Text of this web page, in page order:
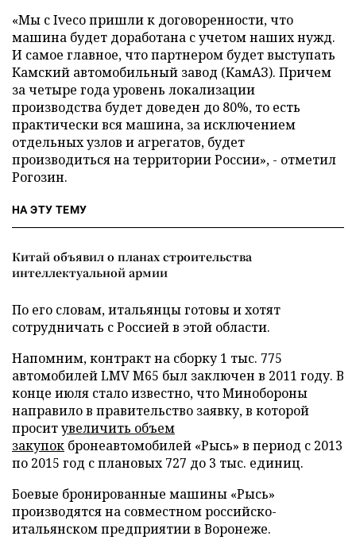
«Мы с Iveco пришли к договоренности, что
машина будет доработана с учетом наших нужд.
И самое главное, что партнером будет выступать
Камский автомобильный завод (КамАЗ). Причем
за четыре года уровень локализации
производства будет доведен до 80%, то есть
практически вся машина, за исключением
отдельных узлов и агрегатов, будет
производиться на территории России», - отметил
Рогозин.
НА ЭТУ ТЕМУ
Китай объявил о планах строительства
интеллектуальной армии
По его словам, итальянцы готовы и хотят
сотрудничать с Россией в этой области.
Напомним, контракт на сборку 1 тыс. 775
автомобилей LMV M65 был заключен в 2011 году. В
конце июля стало известно, что Минобороны
направило в правительство заявку, в которой
проситувеличить объем
закупок бронеавтомобилей «Рысь» в период с 2013
по 2015 год с плановых 727 до 3 тыс. единиц.
Боевые бронированные машины «Рысь»
производятся на совместном российско-
итальянском предприятии в Воронеже.